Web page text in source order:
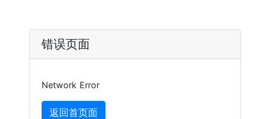
错误页面
Network Error
返回首页面